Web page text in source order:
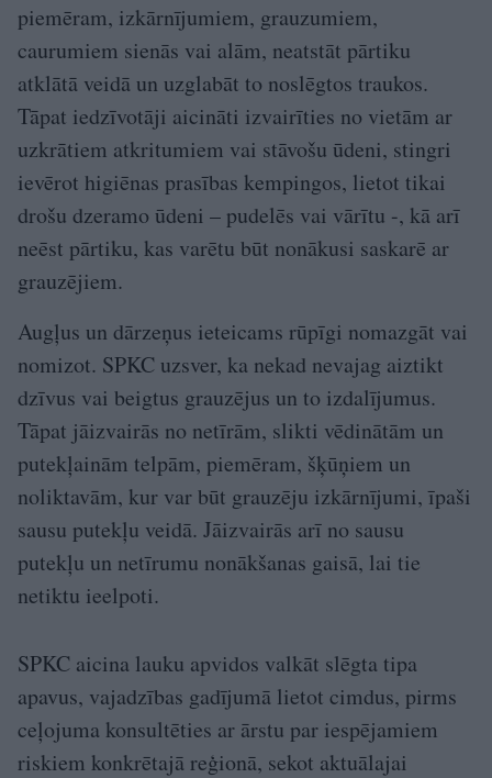
piemēram, izkārnījumiem, grauzumiem,
caurumiem sienās vai alām, neatstāt pārtiku
atklātā veidā un uzglabāt to noslēgtos traukos.
Tāpat iedzīvotāji aicināti izvairīties no vietām ar
uzkrātiem atkritumiem vai stāvošu ūdeni, stingri
ievērot higiēnas prasības kempingos, lietot tikai
drošu dzeramo ūdeni – pudelēs vai vārītu -, kā arī
neēst pārtiku, kas varētu būt nonākusi saskarē ar
grauzējiem.
Augļus un dārzeņus ieteicams rūpīgi nomazgāt vai
nomizot. SPKC uzsver, ka nekad nevajag aiztikt
dzīvus vai beigtus grauzējus un to izdalījumus.
Tāpat jāizvairās no netīrām, slikti vēdinātām un
putekļainām telpām, piemēram, šķūņiem un
noliktavām, kur var būt grauzēju izkārnījumi, īpaši
sausu putekļu veidā. Jāizvairās arī no sausu
putekļu un netīrumu nonākšanas gaisā, lai tie
netiktu ieelpoti.
SPKC aicina lauku apvidos valkāt slēgta tipa
apavus, vajadzības gadījumā lietot cimdus, pirms
ceļojuma konsultēties ar ārstu par iespējamiem
riskiem konkrētajā reģionā, sekot aktuālajai